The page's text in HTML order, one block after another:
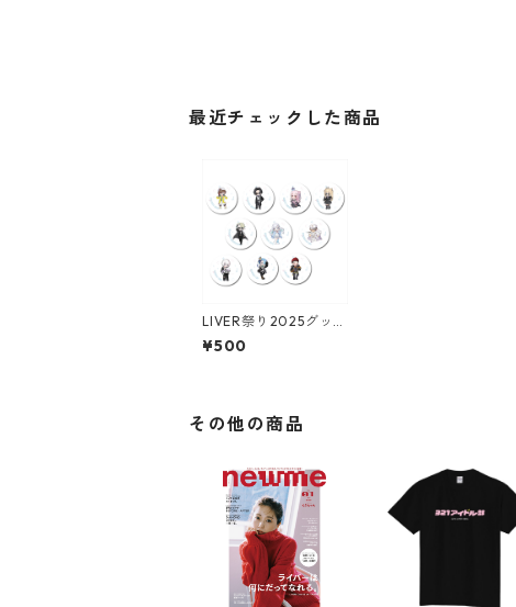
最近チェックした商品
LIVER祭り2025グッ
ズ [ランダム缶バッ
ジ]
¥500
その他の商品